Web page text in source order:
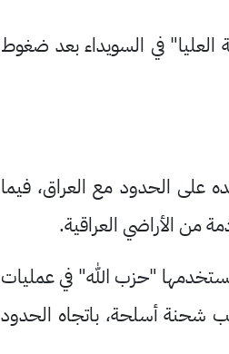
العليا" في السويداء بعد ضغوط
على الحدود مع العراق، فيما
من الأراضي العراقية.
يستخدمها "حزب الله" في عمليات
شحنة أسلحة، باتجاه الحدود